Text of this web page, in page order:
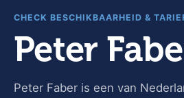
CHECK BESCHIKBAARHEID &
Peter
Peter Faber is een van